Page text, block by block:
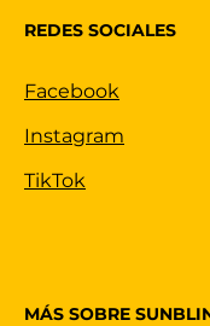
REDES SOCIALES
Facebook
Instagram
TikTok
MÁS SOBRE